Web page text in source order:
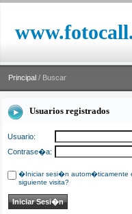
Principal / Buscar
Usuarios registrados
Usuario:
Contrase�a:
�Iniciar sesi�n autom�ticamente
siguiente visita?